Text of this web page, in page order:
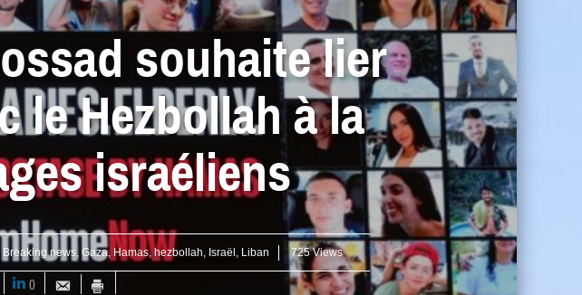
souhaite lier
le Hezbollah à la
israéliens
Breaking news, Gaza, Hamas, hezbollah, Israël , Liban 725 Views
0